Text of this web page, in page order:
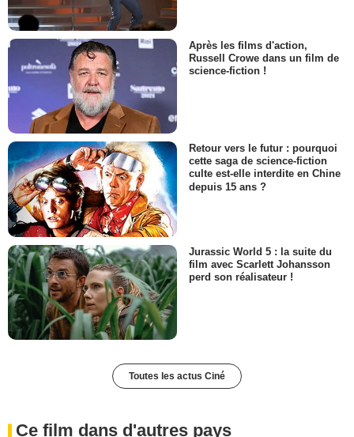
Après les films d'action,
Russell Crowe dans un film de
science-fiction !
Retour vers le futur : pourquoi
cette saga de science-fiction
culte est-elle interdite en Chine
depuis 15 ans ?
Jurassic World 5 : la suite du
film avec Scarlett Johansson
perd son réalisateur !
Toutes les actus Ciné
Ce film dans d'autres pays